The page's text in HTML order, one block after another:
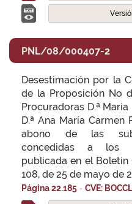
PNL/08/000407-2
Desestimación por la
de la Proposición No
Procuradoras D.ª
D.ª Ana María Carmen
abono de las
concedidas a los
publicada en el Boletín
108, de 25 de mayo de
Página 22.185 - CVE: